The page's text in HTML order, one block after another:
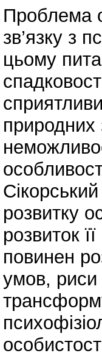
Проблема
зв’язку з
цьому
природних
розвитку
розвиток
повинен
умов, риси